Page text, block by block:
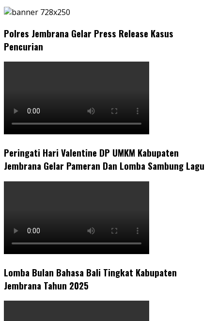
Polres Jembrana Gelar Press Release Kasus
Pencurian
Peringati Hari Valentine DP UMKM Kabupaten
Jembrana Gelar Pameran Dan Lomba Sambung Lagu
Lomba Bulan Bahasa Bali Tingkat Kabupaten
Jembrana Tahun 2025